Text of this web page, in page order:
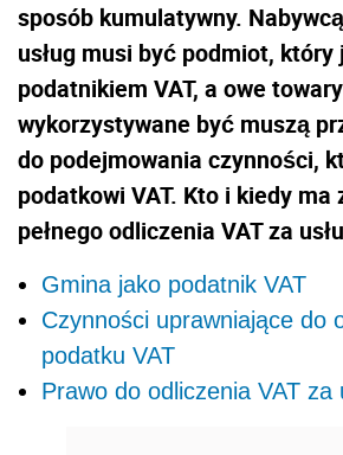
sposób kumulatywny.
usług musi być podmiot, który
podatnikiem VAT, a owe
wykorzystywane być muszą
do podejmowania czynności,
podatkowi VAT. Kto i kiedy
pełnego odliczenia VAT za
Gmina jako podatnik VAT
Czynności uprawniające do
podatku VAT
Prawo do odliczenia VAT za